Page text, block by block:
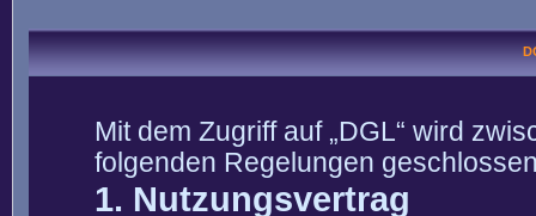
Mit dem Zugriff auf „DGL“ wird
folgenden Regelungen
1. Nutzungsvertrag